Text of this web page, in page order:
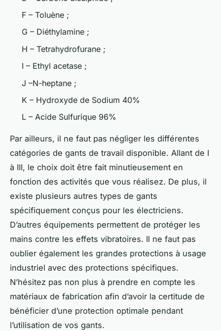
F – Toluène ;
G – Diéthylamine ;
H – Tetrahydrofurane ;
I – Ethyl acetase ;
J –N-heptane ;
K – Hydroxyde de Sodium 40%
L – Acide Sulfurique 96%
Par ailleurs, il ne faut pas négliger les différentes
catégories de gants de travail disponible. Allant de I
à III, le choix doit être fait minutieusement en
fonction des activités que vous réalisez. De plus, il
existe plusieurs autres types de gants
spécifiquement conçus pour les électriciens.
D’autres équipements permettent de protéger les
mains contre les effets vibratoires. Il ne faut pas
oublier également les grandes protections à usage
industriel avec des protections spécifiques.
N’hésitez pas non plus à prendre en compte les
matériaux de fabrication afin d’avoir la certitude de
bénéficier d’une protection optimale pendant
l’utilisation de vos gants.